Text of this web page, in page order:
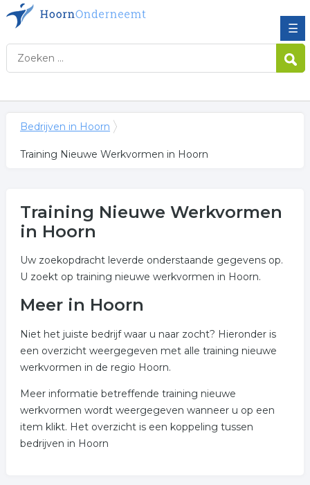
☰
Bedrijven in Hoorn
Training Nieuwe Werkvormen in Hoorn
Training Nieuwe Werkvormen
in Hoorn
Uw zoekopdracht leverde onderstaande gegevens op.
U zoekt op training nieuwe werkvormen in Hoorn.
Meer in Hoorn
Niet het juiste bedrijf waar u naar zocht? Hieronder is
een overzicht weergegeven met alle training nieuwe
werkvormen in de regio Hoorn.
Meer informatie betreffende training nieuwe
werkvormen wordt weergegeven wanneer u op een
item klikt. Het overzicht is een koppeling tussen
bedrijven in Hoorn